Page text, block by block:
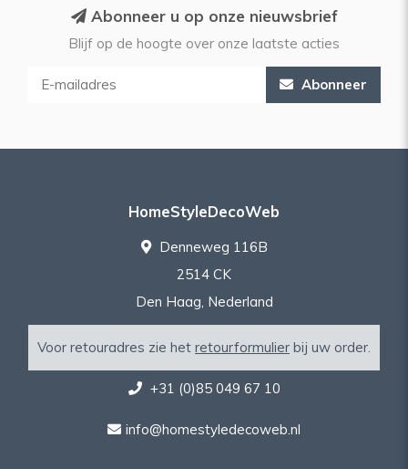
Abonneer u op onze nieuwsbrief
Blijf op de hoogte over onze laatste acties
Abonneer
HomeStyleDecoWeb
Denneweg 116B
2514 CK
Den Haag, Nederland
Voor retouradres zie het retourformulier bij uw order.
+31 (0)85 049 67 10
info@homestyledecoweb.nl